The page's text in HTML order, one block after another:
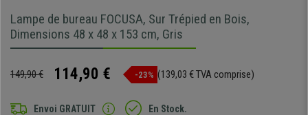
Lampe de bureau FOCUSA, Sur Trépied en Bois,
Dimensions 48 x 48 x 153 cm, Gris
149,90 € 114,90 € -23% (139,03 € TVA comprise)
Envoi GRATUIT En Stock.